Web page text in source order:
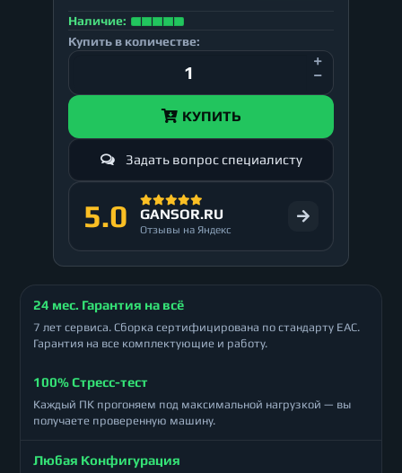
Наличие:
Купить в количестве:
КУПИТЬ
Задать вопрос специалисту
5.0 GANSOR.RU
Отзывы на Яндекс
24 мес. Гарантия на всё
7 лет сервиса. Сборка сертифицирована по стандарту ЕАС.
Гарантия на все комплектующие и работу.
100% Стресс-тест
Каждый ПК прогоняем под максимальной нагрузкой — вы
получаете проверенную машину.
Любая Конфигурация